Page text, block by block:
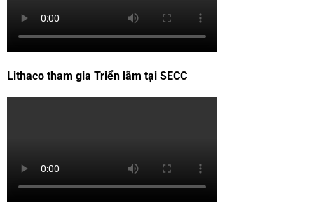
Lithaco tham gia Triển lãm tại SECC